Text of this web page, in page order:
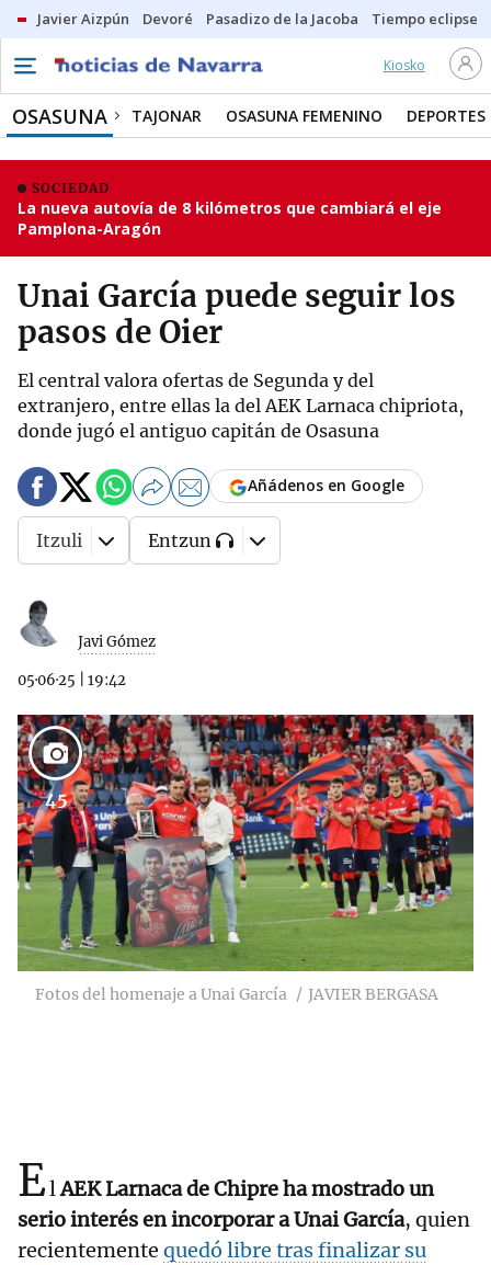
Javier Aizpún Devoré Pasadizo de la Jacoba Tiempo eclipse
Kiosko
OSASUNA TAJONAR OSASUNA FEMENINO DEPORTES
SOCIEDAD
La nueva autovía de 8 kilómetros que cambiará el eje
Pamplona-Aragón
Unai García puede seguir los
pasos de Oier
El central valora ofertas de Segunda y del
extranjero, entre ellas la del AEK Larnaca chipriota,
donde jugó el antiguo capitán de Osasuna
Javi Gómez
05·06·25 19:42
Añádenos en Google
Itzuli Entzun
45
Fotos del homenaje a Unai García JAVIER BERGASA
ElAEK Larnaca de Chipre ha mostrado un
serio interés en incorporar a Unai García, quien
recientemente quedó libre tras finalizar su